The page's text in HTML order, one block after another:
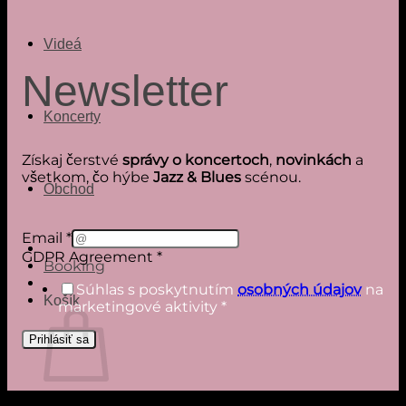
Videá
Koncerty
Obchod
Booking
Košík
Newsletter
Získaj čerstvé správy o koncertoch, novinkách a
všetkom, čo hýbe Jazz & Blues scénou.
Agreement
Email
GDPR
Email *
GDPR Agreement *
Súhlas s poskytnutím osobných údajovna
marketingové aktivity *
Prihlásiť sa